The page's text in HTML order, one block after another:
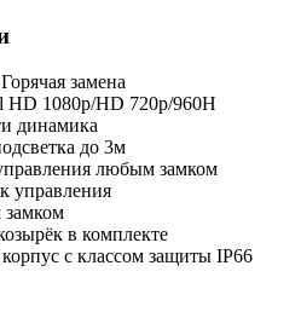
замена
HD 1080p/HD 720p/960H
динамика
до 3м
любым замком
управления
замком
в комплекте
с классом защиты IP66